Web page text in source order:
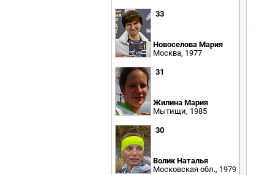
33
Новоселова Мария
Москва, 1977
31
Жилина Мария
Мытищи, 1985
30
Волик Наталья
Московская обл., 1979